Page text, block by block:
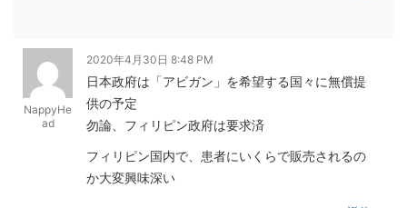
NappyHe
ad
2020年4月30日 8:48 PM
日本政府は「アビガン」を希望する国々に無償提
供の予定
勿論、フィリピン政府は要求済
フィリピン国内で、患者にいくらで販売されるの
か大変興味深い